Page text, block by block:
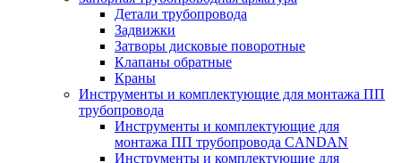
Детали трубопровода
Задвижки
Затворы дисковые поворотные
Клапаны обратные
Краны
Инструменты и комплектующие для монтажа ПП
трубопровода
Инструменты и комплектующие для
монтажа ПП трубопровода CANDAN
Инструменты и комплектующие для